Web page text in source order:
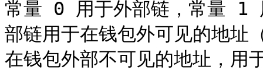
常量 0 用于外部链，常量 1
部链用于在钱包外可见的地址
在钱包外部不可见的地址，